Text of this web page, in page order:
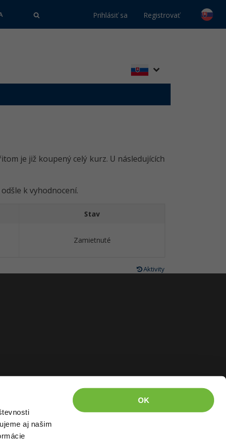
aj našim
OK
Prihlásiť sa Registrovať
je již koupený celý kurz. U následujících
k vyhodnocení.
Stav
Zamietnuté
Aktivity